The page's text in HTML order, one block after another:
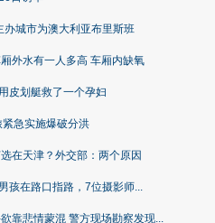
城市为澳大利亚布里斯班
外水有一人多高 车厢内缺氧
皮划艇救了一个孕妇
急实施爆破分洪
在天津？外交部：两个原因
孩在路口指路，7位摄影师...
靠悲情蒙混 警方现场勘察发现...